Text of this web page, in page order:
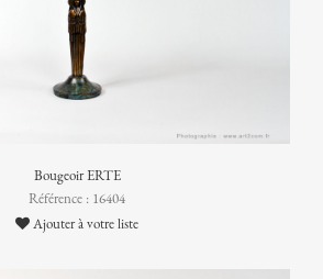
Bougeoir ERTE
Référence : 16404
Ajouter à votre liste